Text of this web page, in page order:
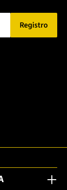
Registro